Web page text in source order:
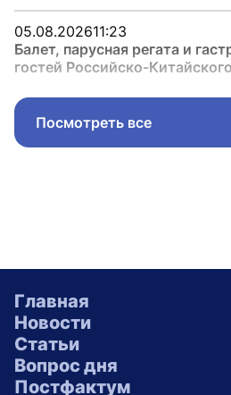
05.08.202611:23
Балет, парусная регата и
гостей Российско-
Посмотреть все
Главная
Новости
Статьи
Вопрос дня
Постфактум